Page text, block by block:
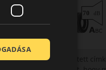
Figyelem a feltüntetett